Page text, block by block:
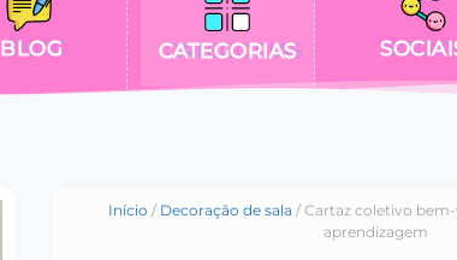
BLOG CATEGORIAS
Início / Decoração de sala / Cartaz coletivo
aprendizagem